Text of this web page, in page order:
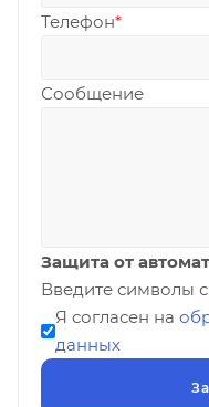
Телефон*
Сообщение
Защита от
Введите символы
Я согласен на
данных